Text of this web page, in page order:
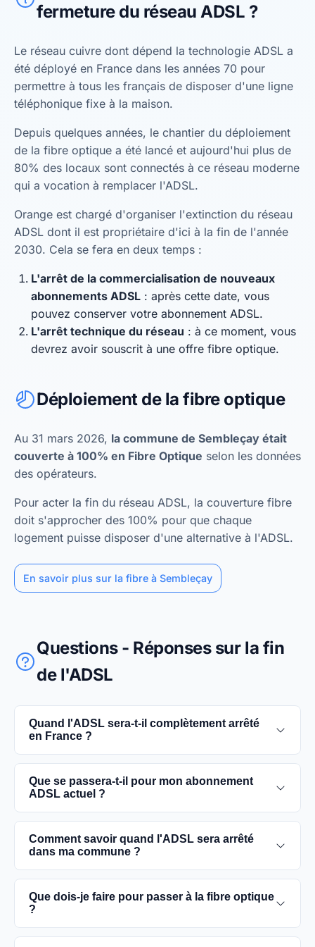
fermeture du réseau ADSL ?
Le réseau cuivre dont dépend la technologie ADSL a
été déployé en France dans les années 70 pour
permettre à tous les français de disposer d'une ligne
téléphonique fixe à la maison.
Depuis quelques années, le chantier du déploiement
de la fibre optique a été lancé et aujourd'hui plus de
80% des locaux sont connectés à ce réseau moderne
qui a vocation à remplacer l'ADSL.
Orange est chargé d'organiser l'extinction du réseau
ADSL dont il est propriétaire d'ici à la fin de l'année
2030. Cela se fera en deux temps :
L'arrêt de la commercialisation de nouveaux
abonnements ADSL : après cette date, vous
pouvez conserver votre abonnement ADSL.
L'arrêt technique du réseau : à ce moment, vous
devrez avoir souscrit à une offre fibre optique.
Déploiement de la fibre optique
Au 31 mars 2026, la commune de Sembleçay était
couverte à 100% en Fibre Optique selon les données
des opérateurs.
Pour acter la fin du réseau ADSL, la couverture fibre
doit s'approcher des 100% pour que chaque
logement puisse disposer d'une alternative à l'ADSL.
En savoir plus sur la fibre à Sembleçay
Questions - Réponses sur la fin
de l'ADSL
Quand l'ADSL sera-t-il complètement arrêté
en France ?
L'extinction complète du réseau ADSL est prévue
pour 2030. D'ici là, les utilisateurs sont
optique, plus rapides et fiables.
Que se passera-t-il pour mon abonnement
ADSL actuel ?
Vous pouvez continuer à utiliser votre
abonnement ADSL jusqu'à la date de fermeture du
conseillé de passer à la fibre optique dès que
possible pour une meilleure qualité de service.
Comment savoir quand l'ADSL sera arrêté
dans ma commune ?
Les dates précises de fermeture de l'ADSL varient
selon les communes. Vous pouvez trouver ces
commune spécifique.
Que dois-je faire pour passer à la fibre optique
?